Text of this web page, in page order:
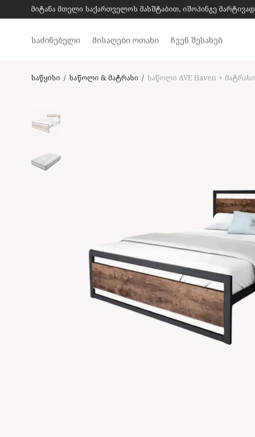
მიტანა მთელი საქართველოს მასშტაბით, იშოპინგე მარტივად
საძინებელი მისაღები ოთახი ჩვენ შესახებ
საწყისი / საწოლი & მატრასი / საწოლი AVE Haven + მატრასი